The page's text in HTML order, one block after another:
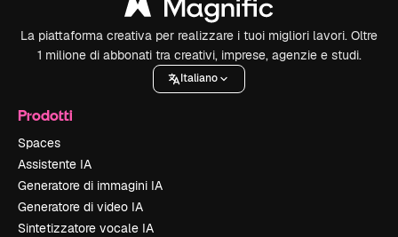
La piattaforma creativa per realizzare i tuoi migliori lavori. Oltre
1 milione di abbonati tra creativi, imprese, agenzie e studi.
Italiano
Prodotti
Spaces
Assistente IA
Generatore di immagini IA
Generatore di video IA
Sintetizzatore vocale IA